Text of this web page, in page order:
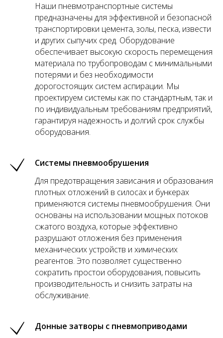
Наши пневмотранспортные системы
предназначены для эффективной и безопасной
транспортировки цемента, золы, песка, извести
и других сыпучих сред. Оборудование
обеспечивает высокую скорость перемещения
материала по трубопроводам с минимальными
потерями и без необходимости
дорогостоящих систем аспирации. Мы
проектируем системы как по стандартным, так и
по индивидуальным требованиям предприятий,
гарантируя надежность и долгий срок службы
оборудования.
Системы пневмообрушения
Для предотвращения зависания и образования
плотных отложений в силосах и бункерах
применяются системы пневмообрушения. Они
основаны на использовании мощных потоков
сжатого воздуха, которые эффективно
разрушают отложения без применения
механических устройств и химических
реагентов. Это позволяет существенно
сократить простои оборудования, повысить
производительность и снизить затраты на
обслуживание.
Донные затворы с пневмоприводами